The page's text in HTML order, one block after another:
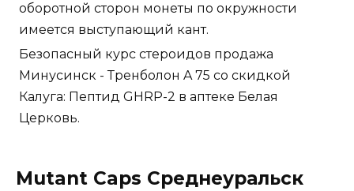
оборотной сторон монеты по окружности
имеется выступающий кант.
Безопасный курс стероидов продажа
Минусинск - Тренболон A 75 со скидкой
Калуга: Пептид GHRP-2 в аптеке Белая
Церковь.
Mutant Caps Среднеуральск